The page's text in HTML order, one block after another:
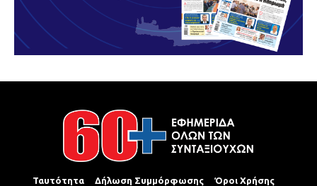
Ταυτότητα Δήλωση Συμμόρφωσης
Όροι Χρήσης